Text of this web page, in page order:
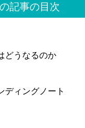
記事の目次
どうなるのか
ディングノート